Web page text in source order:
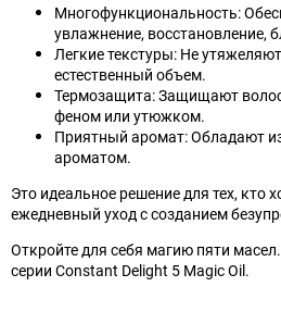
Многофункциональность:
увлажнение, восстановление,
Легкие текстуры: Не
естественный объем.
Термозащита: Защищают
феном или утюжком.
Приятный аромат: Обладают
ароматом.
Это идеальное решение для тех, кто
ежедневный уход с созданием
Откройте для себя магию пяти
серии Constant Delight 5 Magic Oil.